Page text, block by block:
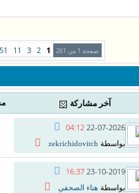
صفحة 1 من 261 1
2
3
11
51
آخر مشاركة
22-07-2026
04:12
بواسطة zekrichidovitch
23-10-2019
16:37
بواسطة هناء الصحفي